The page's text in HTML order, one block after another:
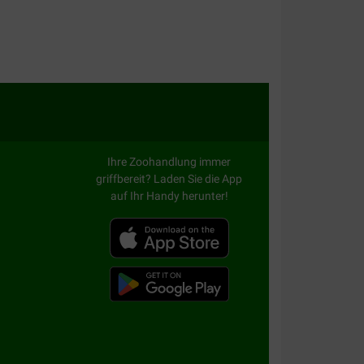
Ihre Zoohandlung immer
griffbereit? Laden Sie die App
auf Ihr Handy herunter!